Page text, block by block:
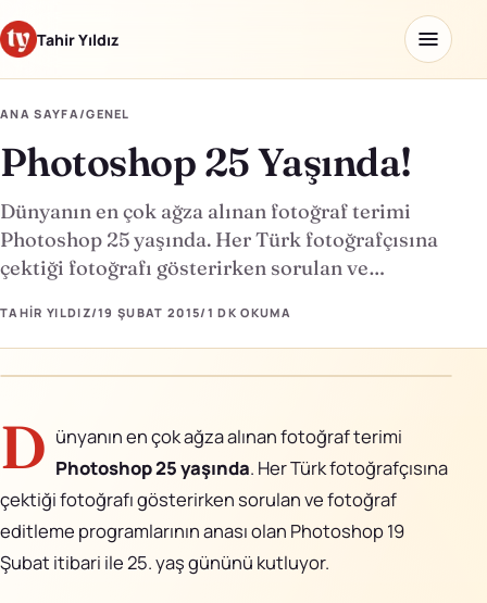
Tahir Yıldız
Ana sayfa
Blog
Hakkımda
Kaydettiklerim
Yapay Zeka Okulu
AiPixo
Movioo
ANA SAYFA/GENEL
Photoshop 25 Yaşında!
Dünyanın en çok ağza alınan fotoğraf terimi
Photoshop 25 yaşında. Her Türk fotoğrafçısına
çektiği fotoğrafı gösterirken sorulan ve…
TAHIR YILDIZ/19 ŞUBAT 2015/ 1 DK OKUMA
D ünyanın en çok ağza alınan fotoğraf terimi
Photoshop 25 yaşında. Her Türk fotoğrafçısına
çektiği fotoğrafı gösterirken sorulan ve fotoğraf
editleme programlarının anası olan Photoshop 19
Şubat itibari ile 25. yaş gününü kutluyor.